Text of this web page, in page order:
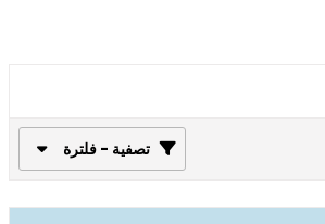
تصفية - فلترة